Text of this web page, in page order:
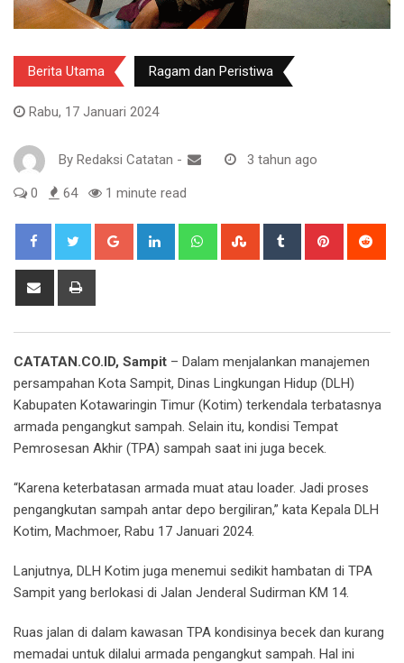
Berita Utama Ragam dan Peristiwa
Rabu, 17 Januari 2024
By Redaksi Catatan - 3 tahun ago
0 64 1 minute read
Google+ LinkedIn WhatsappStumbleUpon
Tumblr Pinterest
Share
CATATAN.CO.ID, Sampit – Dalam menjalankan manajemen
persampahan Kota Sampit, Dinas Lingkungan Hidup (DLH)
Kabupaten Kotawaringin Timur (Kotim) terkendala terbatasnya
armada pengangkut sampah. Selain itu, kondisi Tempat
Pemrosesan Akhir (TPA) sampah saat ini juga becek.
“Karena keterbatasan armada muat atau loader. Jadi proses
pengangkutan sampah antar depo bergiliran,” kata Kepala DLH
Kotim, Machmoer, Rabu 17 Januari 2024.
Lanjutnya, DLH Kotim juga menemui sedikit hambatan di TPA
Sampit yang berlokasi di Jalan Jenderal Sudirman KM 14.
Ruas jalan di dalam kawasan TPA kondisinya becek dan kurang
memadai untuk dilalui armada pengangkut sampah. Hal ini